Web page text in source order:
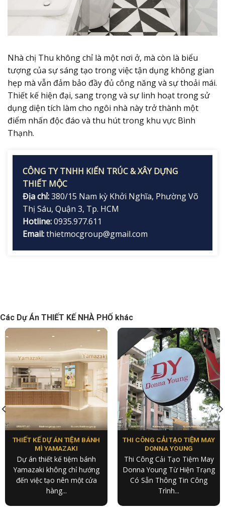
Nhà chị Thu không chỉ là một nơi ở, mà còn là biểu
tượng của sự sáng tạo trong việc tận dụng không gian
hẹp mà vẫn đảm bảo đầy đủ công năng và sự thoải mái.
Thiết kế hiện đại, sang trọng và sự linh hoạt trong sử
dụng diện tích làm cho ngôi nhà này trở thành một
điểm nhấn độc đáo và thu hút trong khu vực Bình
Thạnh.
CÔNG TY TNHH KIẾN TRÚC & XÂY DỰNG
THIẾT MỘC
Địa chỉ:380/15 Nam kỳ Khởi Nghĩa, Phường Võ
Thị Sáu, Quận 3, Tp. HCM
Hotline:0935.977.611
Email:thietmocgroup@gmail.com
Các Dự Án THIẾT KẾ NHÀ PHỐ khác
THIẾT KẾ DỰ ÁN TIỆM BÁNH
MÌ YAMAZAKI
Dự án thiết kế tiệm bánh
Yamazaki không chỉ hướng
đến việc tạo nên một cửa
hàng...
THI CÔNG CẢI TẠO TIỆM MAY
DONNA YOUNG
Thi Công Cải Tạo Tiệm May
Donna Young Từ Hiện Trạng
Có Sẵn Thông Tin Công
Trình...